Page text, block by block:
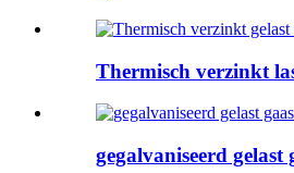
Thermisch verzinkt
gegalvaniseerd gelast